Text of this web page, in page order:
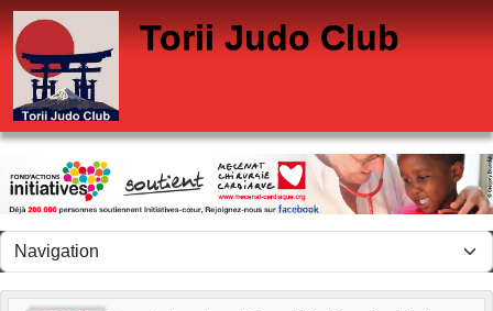
Torii Judo Club
Panneau de gestion des cookies